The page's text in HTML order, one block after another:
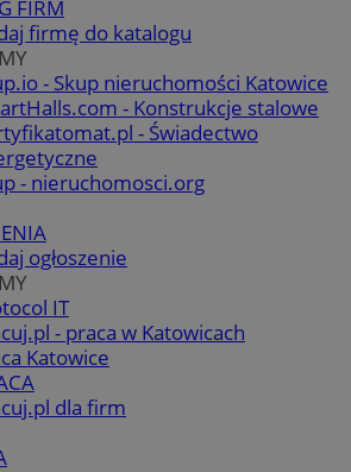
FIRM
firmę do katalogu
- Skup nieruchomości Katowice
- Konstrukcje stalowe
- Świadectwo
- nieruchomosci.org
ogłoszenie
IT
- praca w Katowicach
Katowice
dla firm